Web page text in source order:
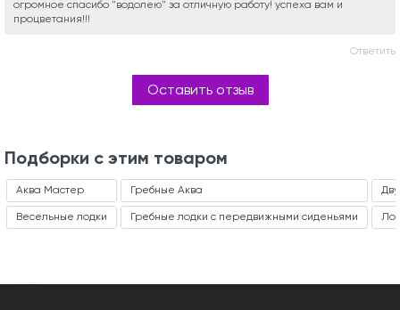
огромное спасибо "водолею" за отличную работу! успеха вам и
процветания!!!
Ответить
Оставить отзыв
Подборки с этим товаром
Аква Мастер
Весельные лодки
Гребные Аква
Гребные лодки с передвижными сиденьями